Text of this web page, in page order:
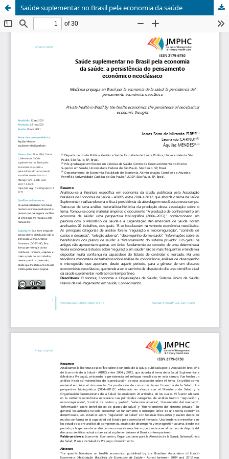
Saúde suplementar no Brasil pela economia da saúde